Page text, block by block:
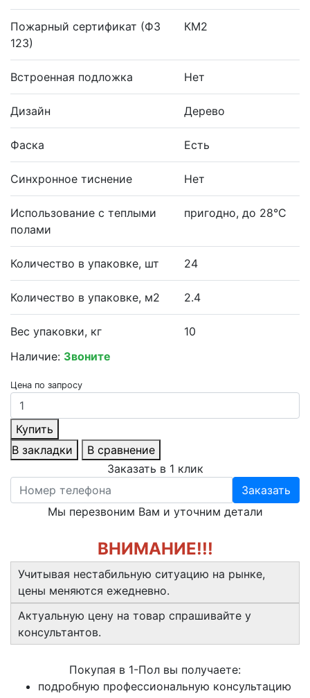
Пожарный сертификат (ФЗ
123)
КМ2
Встроенная подложка Нет
Дизайн Дерево
Фаска Есть
Синхронное тиснение Нет
Использование с теплыми
полами
пригодно, до 28°С
Количество в упаковке, шт 24
Количество в упаковке, м2 2.4
Вес упаковки, кг
10
Наличие: Звоните
Цена по запросу
Купить
В закладки
В сравнение
Заказать в 1 клик
Заказать
Мы перезвоним Вам и уточним детали
ВНИМАНИЕ!!!
Учитывая нестабильную ситуацию на рынке,
цены меняются ежедневно.
Актуальную цену на товар спрашивайте у
консультантов.
Покупая в 1-Пол вы получаете:
подробную профессиональную консультацию